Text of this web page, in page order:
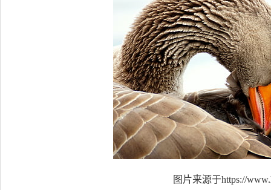
图片来源于https://